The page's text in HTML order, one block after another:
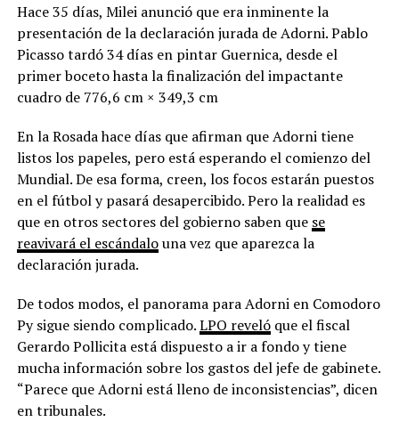
Hace 35 días, Milei anunció que era inminente la
presentación de la declaración jurada de Adorni. Pablo
Picasso tardó 34 días en pintar Guernica, desde el
primer boceto hasta la finalización del impactante
cuadro de 776,6 cm × 349,3 cm
En la Rosada hace días que afirman que Adorni tiene
listos los papeles, pero está esperando el comienzo del
Mundial. De esa forma, creen, los focos estarán puestos
en el fútbol y pasará desapercibido. Pero la realidad es
que en otros sectores del gobierno saben que se
reavivará el escándalouna vez que aparezca la
declaración jurada.
De todos modos, el panorama para Adorni en Comodoro
Py sigue siendo complicado.LPO revelóque el fiscal
Gerardo Pollicita está dispuesto a ir a fondo y tiene
mucha información sobre los gastos del jefe de gabinete.
“Parece que Adorni está lleno de inconsistencias”, dicen
en tribunales.